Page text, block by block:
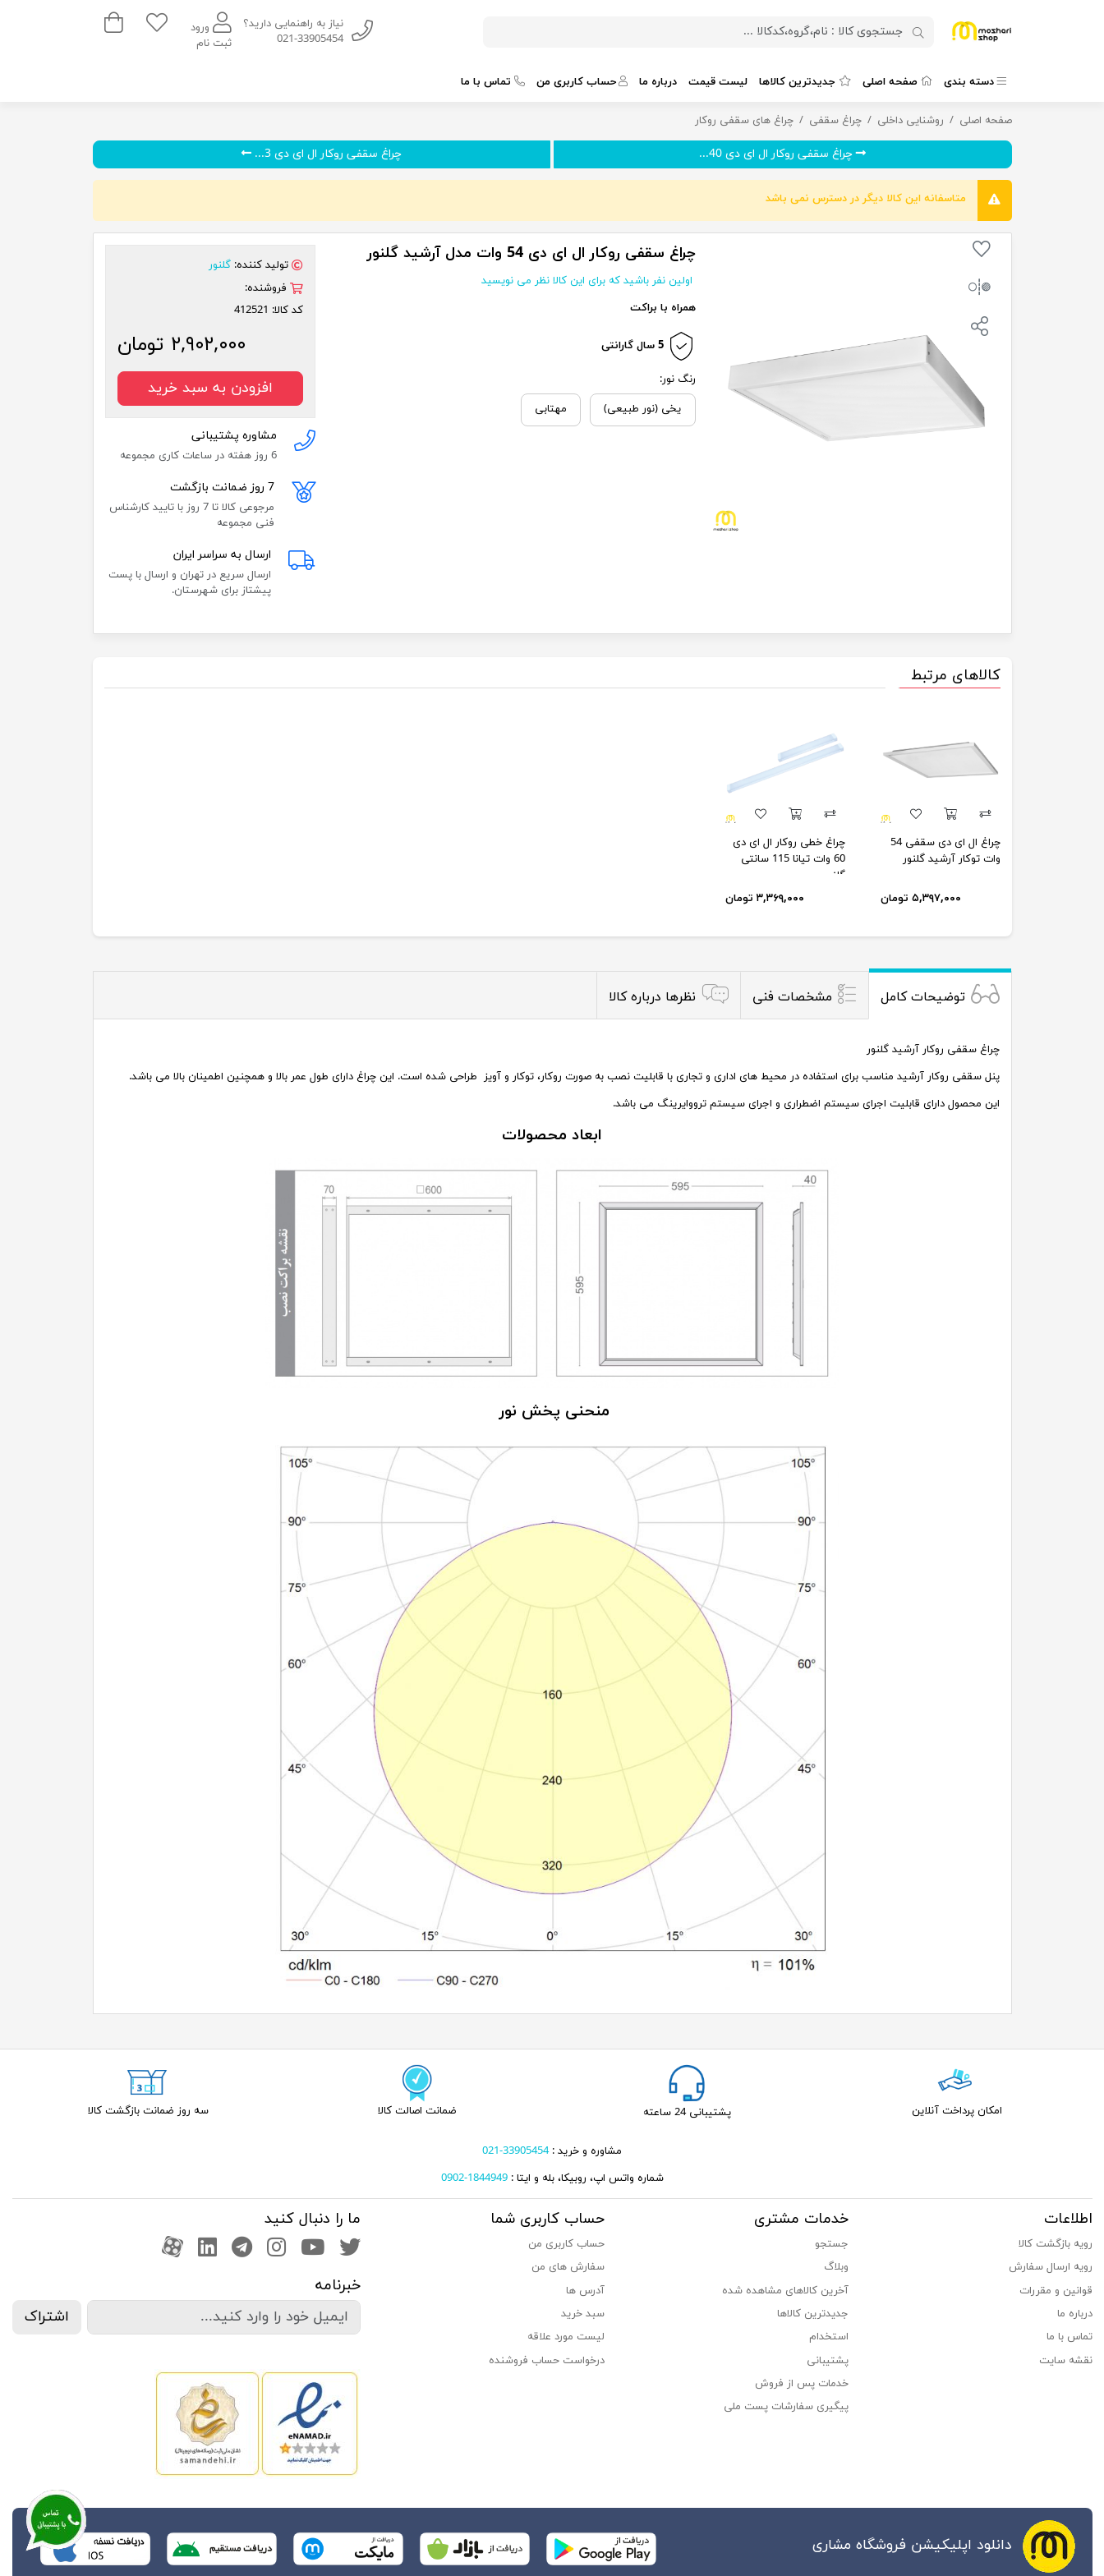
نیاز به راهنمایی دارید؟
021-33905454
ورود
ثبت نام
سبد خرید
دسته بندی صفحه اصلی جدیدترین کالاها لیست قیمت درباره ما حساب کاربری من تماس با ما
صفحه اصلی روشنایی داخلی چراغ سقفی چراغ های سقفی روکار چراغ سقفی روکار ال ای دی 54 وات مدل آرشید گلنور
چراغ سقفی روکار ال ای دی 40... چراغ سقفی روکار ال ای دی 3...
متاسفانه این کالا دیگر در دسترس نمی باشد
چراغ سقفی روکار ال ای دی 54 وات مدل آرشید گلنور
اولین نفر باشید که برای این کالا نظر می نویسید
همراه با براکت
5 سال گارانتی
رنگ نور:
یخی (نور طبیعی) مهتابی
تولید کننده: گلنور
فروشنده:
کد کالا: 412521
۲,۹۰۲,۰۰۰ تومان
افزودن به سبد خرید
مشاوره پشتیبانی
6 روز هفته در ساعات کاری مجموعه
7 روز ضمانت بازگشت
مرجوعی کالا تا 7 روز با تایید کارشناس
فنی مجموعه
ارسال به سراسر ایران
ارسال سریع در تهران و ارسال با پست
پیشتاز برای شهرستان.
کالاهای مرتبط
چراغ ال ای دی سقفی 54
وات توکار آرشید گلنور
۵,۳۹۷,۰۰۰ تومان
چراغ خطی روکار ال ای دی
60 وات تیانا 115 سانتی
گلنور
۳,۳۶۹,۰۰۰ تومان
توضیحات کامل مشخصات فنی نظرها درباره کالا
چراغ سقفی روکار آرشید گلنور
پنل سقفی روکار آرشید مناسب برای استفاده در محیط های اداری و تجاری با قابلیت نصب به صورت روکار، توکار و آویز طراحی شده است. این چراغ دارای طول عمر بالا و همچنین اطمینان بالا می باشد.
این محصول دارای قابلیت اجرای سیستم اضطراری و اجرای سیستم ترووایرینگ می باشد.
ابعاد محصولات
منحنی پخش نور
امکان پرداخت آنلاین پشتیبانی 24 ساعته ضمانت اصالت کالا سه روز ضمانت بازگشت کالا
مشاوره و خرید :33905454-021
شماره واتس اپ، روبیکا، بله و ایتا : 1844949-0902
اطلاعات
رویه بازگشت کالا
رویه ارسال سفارش
قوانین و مقررات
درباره ما
تماس با ما
نقشه سایت
خدمات مشتری
جستجو
وبلاگ
آخرین کالاهای مشاهده شده
جدیدترین کالاها
استخدام
پشتیبانی
خدمات پس از فروش
پیگیری سفارشات پست ملی
حساب کاربری شما
حساب کاربری من
سفارش های من‎
آدرس ها
سبد خرید
لیست مورد علاقه
درخواست حساب فروشنده
ما را دنبال کنید
صفحه تویتر
کانال یوتوب
اینستاگرام
کانال تلگرام
کانال لینکدین
آپارات
خبرنامه
اشتراک
دانلود اپلیکیشن فروشگاه مشاری